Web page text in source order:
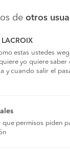
de otros
estas ustedes
yo quiere saber
y cuando salir el
que permisos piden